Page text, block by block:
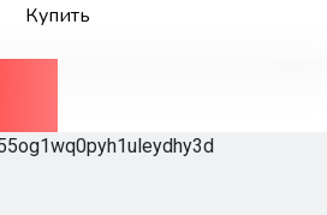
Купить